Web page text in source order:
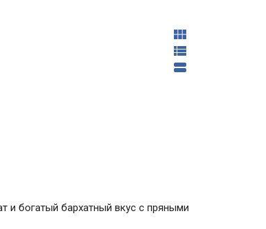



и богатый бархатный вкус с пряными